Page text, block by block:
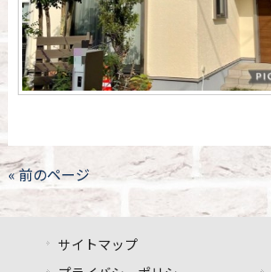
« 前のページ
サイトマップ